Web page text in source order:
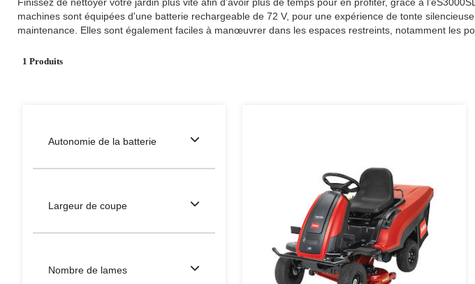
machines sont équipées d'une batterie rechargeable de 72 V, pour une expérience de tonte
maintenance. Elles sont également faciles à manœuvrer dans les espaces restreints, notamment les
1 Produits
Autonomie de la batterie
Largeur de coupe
Nombre de lames